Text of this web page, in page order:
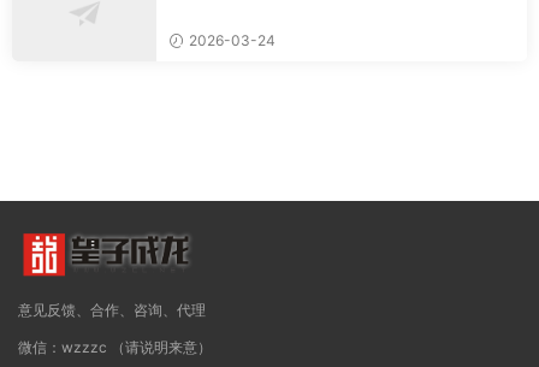
2026-03-24
意见反馈、合作、咨询、代理
微信：wzzzc （请说明来意）